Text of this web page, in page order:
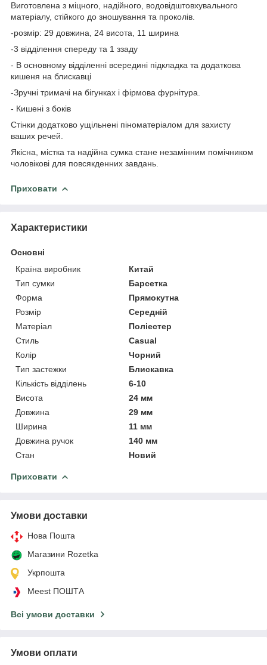
Виготовлена з міцного, надійного, водовідштовхувального
матеріалу, стійкого до зношування та проколів.
-розмір: 29 довжина, 24 висота, 11 ширина
-3 відділення спереду та 1 ззаду
- В основному відділенні всередині підкладка та додаткова
кишеня на блискавці
-Зручні тримачі на бігунках і фірмова фурнітура.
- Кишені з боків
Стінки додатково ущільнені піноматеріалом для захисту
ваших речей.
Якісна, містка та надійна сумка стане незамінним помічником
чоловікові для повсякденних завдань.
Приховати
Характеристики
Основні
Країна виробник
Китай
Тип сумки
Барсетка
Форма
Прямокутна
Розмір
Середній
Матеріал
Поліестер
Стиль
Casual
Колір
Чорний
Тип застежки
Блискавка
Кількість відділень
6-10
Висота
24 мм
Довжина
29 мм
Ширина
11 мм
Довжина ручок
140 мм
Стан
Новий
Приховати
Умови доставки
Нова Пошта
Магазини Rozetka
Укрпошта
Meest ПОШТА
Всі умови доставки
Умови оплати